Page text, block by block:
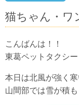
猫ちゃん・ワ
こんばんは！！
東葛ペットタクシ
本日は北風が強く
山間部では雪が積